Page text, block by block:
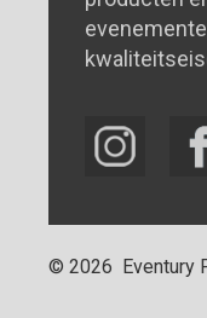
© 2026 Eventury